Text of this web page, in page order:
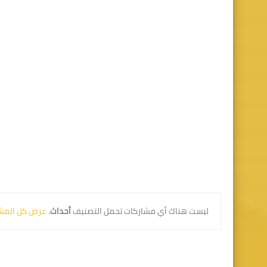
‏ليست هناك أي مشاركات تحمل التصنيفأحداث.عرض كل